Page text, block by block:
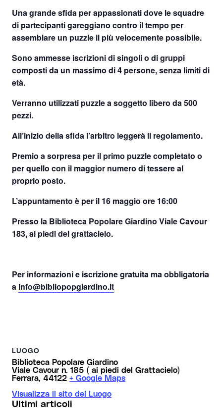
Una grande sfida per appassionati dove le squadre
di partecipanti gareggiano contro il tempo per
assemblare un puzzle il più velocemente possibile.
Sono ammesse iscrizioni di singoli o di gruppi
composti da un massimo di 4 persone, senza limiti di
età.
Verranno utilizzati puzzle a soggetto libero da 500
pezzi.
All’inizio della sfida l’arbitro leggerà il regolamento.
Premio a sorpresa per il primo puzzle completato o
per quello con il maggior numero di tessere al
proprio posto.
L’appuntamento è per il 16 maggio ore 16:00
Presso la Biblioteca Popolare Giardino Viale Cavour
183, ai piedi del grattacielo.
Per informazioni e iscrizione gratuita ma obbligatoria
a info@bibliopopgiardino.it
LUOGO
Biblioteca Popolare Giardino
Viale Cavour n. 185 ( ai piedi del Grattacielo)
Ferrara 44122 + Google Maps
Visualizza il sito del Luogo
Ultimi articoli